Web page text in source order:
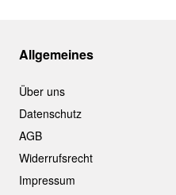
Allgemeines
Über uns
Datenschutz
AGB
Widerrufsrecht
Impressum